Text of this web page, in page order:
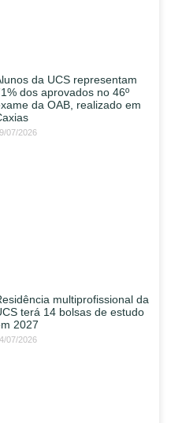
da UCS representam
dos aprovados no 46º
da OAB, realizado em
07/2026
multiprofissional da
terá 14 bolsas de estudo
2027
07/2026